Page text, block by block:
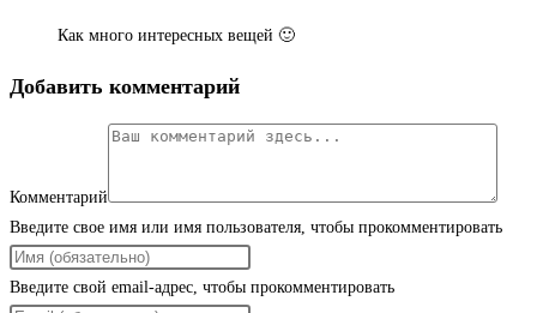
Как много интересных вещей 🙂
Добавить комментарий
Комментарий
Введите свое имя или имя пользователя, чтобы прокомментировать
Введите свой email-адрес, чтобы прокомментировать